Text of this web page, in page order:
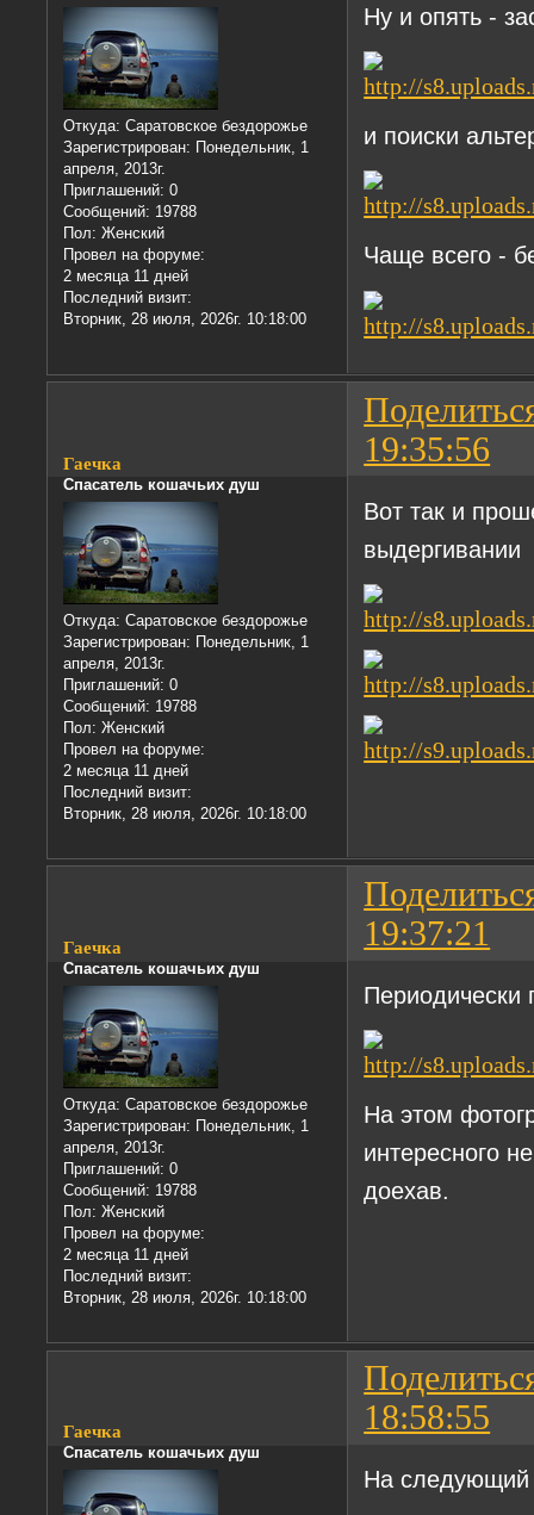
Откуда: Саратовское бездорожье
Зарегистрирован: Понедельник, 1
апреля, 2013г.
Приглашений: 0
Сообщений: 19788
Пол: Женский
Провел на форуме:
2 месяца 11 дней
Последний визит:
Вторник, 28 июля, 2026г. 10:18:00
Ну и опять -
и поиски
Чаще всего -
19:35:56
Гаечка
Спасатель кошачьих душ
Откуда: Саратовское бездорожье
Зарегистрирован: Понедельник, 1
апреля, 2013г.
Приглашений: 0
Сообщений: 19788
Пол: Женский
Провел на форуме:
2 месяца 11 дней
Последний визит:
Вторник, 28 июля, 2026г. 10:18:00
Вот так и
выдергивании
19:37:21
Гаечка
Спасатель кошачьих душ
Откуда: Саратовское бездорожье
Зарегистрирован: Понедельник, 1
апреля, 2013г.
Приглашений: 0
Сообщений: 19788
Пол: Женский
Провел на форуме:
2 месяца 11 дней
Последний визит:
Вторник, 28 июля, 2026г. 10:18:00
Периодически
На этом
интересного
доехав.
18:58:55
Гаечка
Спасатель кошачьих душ
На следующий